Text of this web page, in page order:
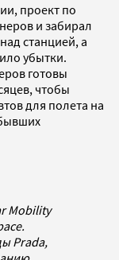
проект по
и забирал
станцией, а
убытки.
готовы
чтобы
для полета на
Mobility
Prada,